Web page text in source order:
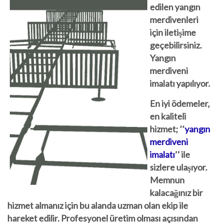
edilen yangın
merdivenleri
için iletişime
geçebilirsiniz.
Yangın
merdiveni
imalatı yapılıyor.
En iyi ödemeler,
en kaliteli
hizmet; ‘‘yangın
merdiveni
imalatı’’ile
sizlere ulaşıyor.
Memnun
kalacağınız bir
hizmet almanız için bu alanda uzman olan ekip ile
hareket edilir. Profesyonel üretim olması açısından